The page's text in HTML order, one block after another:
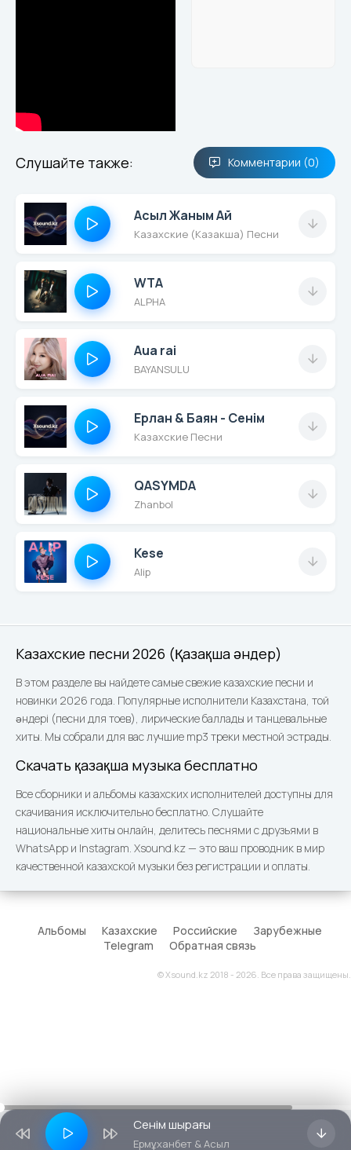
Казахские песни 2026 (Қазақша әндер)
В этом разделе вы найдете самые свежие казахские песни и
новинки 2026 года. Популярные исполнители Казахстана, той
әндері (песни для тоев), лирические баллады и танцевальные
хиты. Мы собрали для вас лучшие mp3 треки местной эстрады.
Скачать қазақша музыка бесплатно
Все сборники и альбомы казахских исполнителей доступны для
скачивания исключительно бесплатно. Слушайте
национальные хиты онлайн, делитесь песнями с друзьями в
WhatsApp и Instagram. Xsound.kz — это ваш проводник в мир
качественной казахской музыки без регистрации и оплаты.
Слушайте также: Комментарии (0)
Асыл Жаным Ай
Казахские (Казакша) Песни
WTA
ALPHA
Aua rai
BAYANSULU
Ерлан & Баян - Сенім
Казахские Песни
QASYMDA
Zhanbol
Kese
Alip
Альбомы Казахские Российские
Зарубежные
Telegram
Обратная связь
© Xsound.kz 2018 - 2026. Все права защищены.
Сенім шырағы
Ермұханбет & Асыл